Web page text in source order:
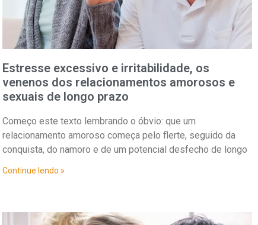
Estresse excessivo e irritabilidade, os
venenos dos relacionamentos amorosos e
sexuais de longo prazo
Começo este texto lembrando o óbvio: que um
relacionamento amoroso começa pelo flerte, seguido da
conquista, do namoro e de um potencial desfecho de longo
Continue lendo »